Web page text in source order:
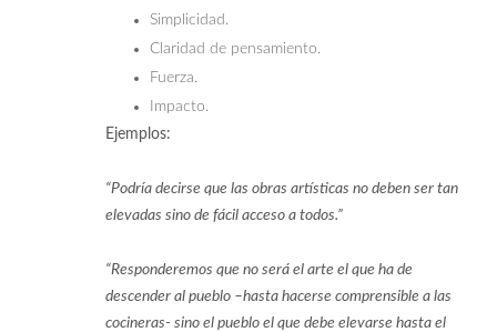
Simplicidad.
Claridad de pensamiento.
Fuerza.
Impacto.
Ejemplos:
“Podría decirse que las obras artísticas no deben ser tan
elevadas sino de fácil acceso a todos.”
“Responderemos que no será el arte el que ha de
descender al pueblo –hasta hacerse comprensible a las
cocineras- sino el pueblo el que debe elevarse hasta el